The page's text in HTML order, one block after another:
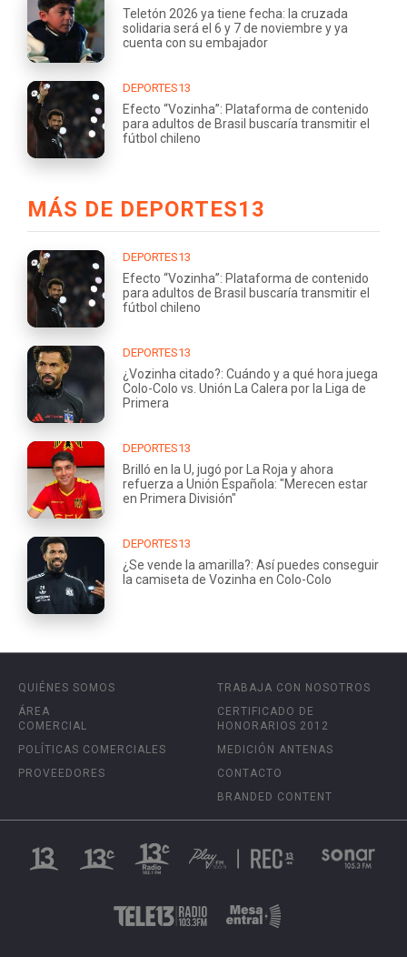
Teletón 2026 ya tiene fecha: la cruzada
solidaria será el 6 y 7 de noviembre y ya
cuenta con su embajador
DEPORTES13
Efecto “Vozinha”: Plataforma de contenido
para adultos de Brasil buscaría transmitir el
fútbol chileno
MÁS DE DEPORTES13
DEPORTES13
Efecto “Vozinha”: Plataforma de contenido
para adultos de Brasil buscaría transmitir el
fútbol chileno
DEPORTES13
¿Vozinha citado?: Cuándo y a qué hora juega
Colo-Colo vs. Unión La Calera por la Liga de
Primera
DEPORTES13
Brilló en la U, jugó por La Roja y ahora
refuerza a Unión Española: "Merecen estar
en Primera División"
DEPORTES13
¿Se vende la amarilla?: Así puedes conseguir
la camiseta de Vozinha en Colo-Colo
QUIÉNES SOMOS
ÁREA
COMERCIAL
POLÍTICAS COMERCIALES
PROVEEDORES
TRABAJA CON NOSOTROS
CERTIFICADO DE
HONORARIOS 2012
MEDICIÓN ANTENAS
CONTACTO
BRANDED CONTENT